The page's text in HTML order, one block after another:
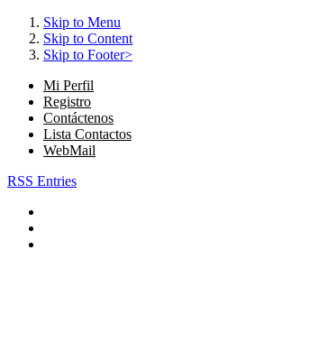
Skip to Menu
Skip to Content
Skip to Footer>
Mi Perfil
Registro
Contáctenos
Lista Contactos
WebMail
RSS Entries